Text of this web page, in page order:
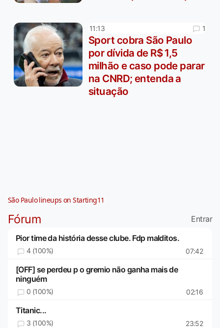
11:13 1
Sport cobra São Paulo
por dívida de R$ 1,5
milhão e caso pode parar
na CNRD; entenda a
situação
São Paulo lineups on Starting11
Fórum
Entrar
Pior time da história desse clube. Fdp malditos.
4 (100%) 07:42
[OFF] se perdeu p o gremio não ganha mais de
ninguém
0 (100%) 02:16
Titanic...
3 (100%) 23:52